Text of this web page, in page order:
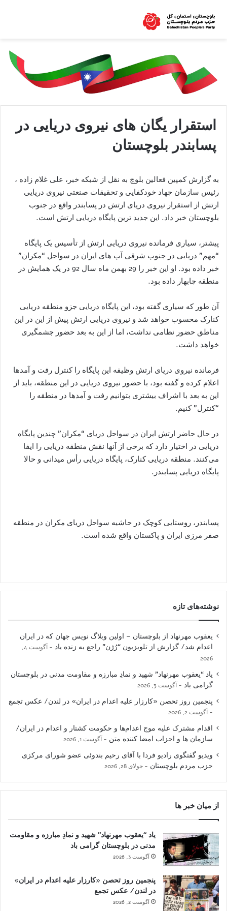
استقرار یگان‌ های نیروی دریایی در
پسابندر بلوچستان
به گزارش کمپین فعالین بلوچ به نقل از شبکه خبر، علی غلام‌ زاده ،
رئیس سازمان جهاد خودکفایی و تحقیقات صنعتی نیروی دریایی
ارتش از استقرار نیروی دریای ارتش در پسابندر واقع در جنوب
بلوچستان خبر داد. این جدید ترین پایگاه دریایی ارتش است.
پیشتر، سیاری فرمانده نیروی دریایی ارتش از تأسیس یک پایگاه
“مهم” دریایی در جنوب شرقی آب‌ های ایران در سواحل “مکران”
خبر داده بود. او این خبر را 29 بهمن ماه سال 92 در یک همایش در
منطقه چابهار داده بود.
آن‌ طور که سیاری گفته بود، این پایگاه دریایی جزو منطقه دریایی
کنارک محسوب خواهد شد و نیروی دریایی ارتش پیش از این در این
مناطق حضور نظامی نداشت، اما از این به بعد حضور چشمگیری
خواهد داشت.
فرمانده نیروی دریای ارتش وظیفه این پایگاه را کنترل رفت و آمدها
اعلام کرده و گفته بود، با حضور نیروی دریایی در این منطقه، باید از
این به بعد با اشراف بیشتری بتوانیم رفت و آمدها در منطقه را
“کنترل” کنیم.
در حال حاضر ارتش ایران در سواحل دریای “مکران” چندین پایگاه
دریایی در اختیار دارد که برخی از آنها نقش منطقه دریایی را ایفا
می‌کنند. منطقه دریایی کنارک، پایگاه دریایی رأس میدانی و حالا
پایگاه دریایی پسابندر.
پسابندر، روستایی کوچک در حاشیه سواحل دریای مکران در منطقه
صفر مرزی ایران و پاکستان واقع شده است.
نوشته‌های تازه
یعقوب مهرنهاد از بلوچستان – اولین وبلاگ نویس جهان که در ایران
اعدام شد/ گزارش از تلویزیون “رُژن” راجع به زنده یاد
آگوست 4,
2026
یاد “یعقوب مهرنهاد” شهید و نمادِ مبارزه و مقاومت مدنی در بلوچستان
گرامی باد
آگوست 3, 2026
پنجمین روز تحصن «کارزار علیه اعدام در ایران» در لندن/ عکس تجمع
آگوست 2, 2026
اقدام مشترک علیه موج اعدام‌ها و حکومت کشتار و اعدام در ایران/
سازمان ها و احزاب امضا کننده متن
آگوست 1, 2026
ویدیو گفتگوی رادیو فردا با آقای رحیم بندوئی عضو شورای مرکزی
حزب مردم بلوچستان
جولای 28, 2026
از میان خبر ها
یاد “یعقوب مهرنهاد” شهید و نمادِ مبارزه و مقاومت
مدنی در بلوچستان گرامی باد
آگوست 3, 2026
پنجمین روز تحصن «کارزار علیه اعدام در ایران»
در لندن/ عکس تجمع
آگوست 2, 2026